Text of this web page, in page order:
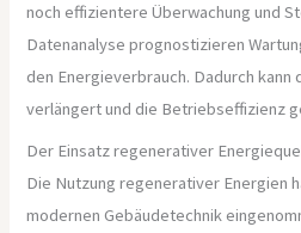
noch effizientere Überwachung und
Datenanalyse prognostizieren
den Energieverbrauch. Dadurch
verlängert und die Betriebseffizienz
Der Einsatz regenerativer
Die Nutzung regenerativer Energien
modernen Gebäudetechnik